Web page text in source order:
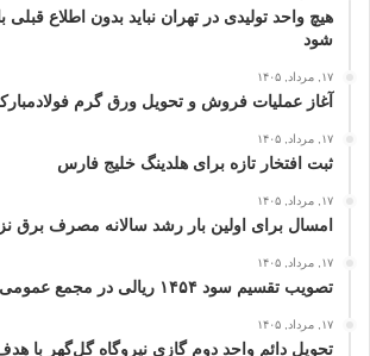
هیچ واحد تولیدی در تهران نباید بدون اطلاع
شود
۱۷, مرداد, ۱۴۰۵
آغاز عملیات فروش و تحویل ورق گرم
۱۷, مرداد, ۱۴۰۵
ثبت افتخار تازه برای هلدینگ خلیج‌ فارس
۱۷, مرداد, ۱۴۰۵
امسال برای اولین بار رشد سالانه مصرف برق
۱۷, مرداد, ۱۴۰۵
تصویب تقسیم سود ۱۴۵۴ ریالی در مجمع عمومی عادی
۱۷, مرداد, ۱۴۰۵
تحویل دائم واحد دوم گازی نیروگاه گل‌گهر با هدف